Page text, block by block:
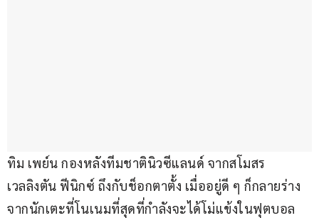
ทิม เพย์น กองหลังทีมชาตินิวซีแลนด์ จากสโมสร
เวลลิงตัน ฟีนิกซ์ ถึงกับช็อกตาตั้ง เมื่ออยู่ดี ๆ ก็กลายร่าง
จากนักเตะที่โนเนมที่สุดที่กำลังจะได้โม่แข้งในฟุตบอล